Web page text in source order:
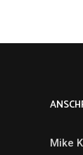
Mike